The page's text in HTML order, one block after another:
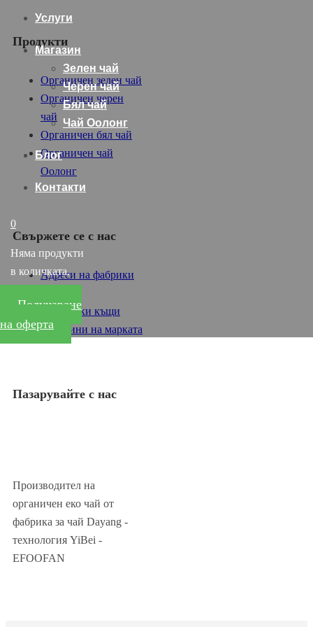
Услуги
Магазин
Зелен чай
Черен чай
Бял чай
Чай Оолонг
Блог
Контакти
0
Няма продукти
в количката.
Получаване
на оферта
Продукти
Органичен зелен чай
Органичен черен
чай
Органичен бял чай
Органичен чай
Оолонг
Свържете се с нас
Адреси на фабрики
Търговски къщи
Магазини на марката
Пазарувайте с нас
Производител на
органичен еко чай от
фабрика за чай Dayang -
технология YiBei -
EFOOFAN